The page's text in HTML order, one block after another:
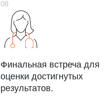
Финальная встреча для
оценки достигнутых
результатов.